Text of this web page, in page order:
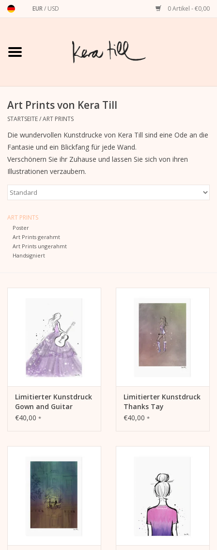
EUR/ USD 0 Artikel - €0,00
Startseite
Art Prints
Grußkarten
Accessoires
Kalender
Kera Till X THERESIENTHAL
Kera Till X GMEINER
Art Prints von Kera Till
STARTSEITE/ART PRINTS
Die wundervollen Kunstdrucke von Kera Till sind eine Ode an die
Fantasie und ein Blickfang für jede Wand.
Verschönern Sie ihr Zuhause und lassen Sie sich von ihren
Illustrationen verzaubern.
ART PRINTS
Poster
Art Prints gerahmt
Art Prints ungerahmt
Handsigniert
Limitierter Kunstdruck
Gown and Guitar
€40,00 *
Limitierter Kunstdruck
Thanks Tay
€40,00 *